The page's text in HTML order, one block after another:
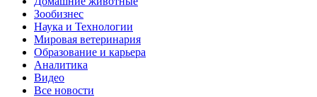
Зообизнес
Наука и Технологии
Мировая ветеринария
Образование и карьера
Аналитика
Видео
Все новости